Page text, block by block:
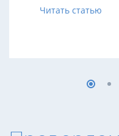
Читать статью